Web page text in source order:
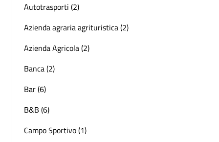
Autotrasporti (2)
Azienda agraria agrituristica (2)
Azienda Agricola (2)
Banca (2)
Bar (6)
B&B (6)
Campo Sportivo (1)